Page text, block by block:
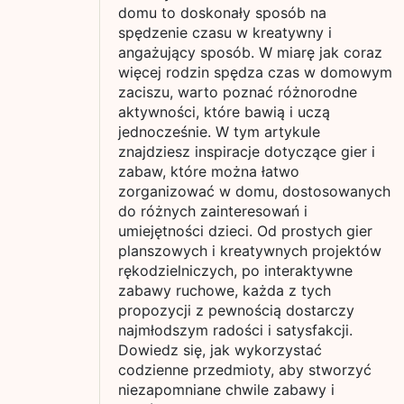
domu to doskonały sposób na
spędzenie czasu w kreatywny i
angażujący sposób. W miarę jak coraz
więcej rodzin spędza czas w domowym
zaciszu, warto poznać różnorodne
aktywności, które bawią i uczą
jednocześnie. W tym artykule
znajdziesz inspiracje dotyczące gier i
zabaw, które można łatwo
zorganizować w domu, dostosowanych
do różnych zainteresowań i
umiejętności dzieci. Od prostych gier
planszowych i kreatywnych projektów
rękodzielniczych, po interaktywne
zabawy ruchowe, każda z tych
propozycji z pewnością dostarczy
najmłodszym radości i satysfakcji.
Dowiedz się, jak wykorzystać
codzienne przedmioty, aby stworzyć
niezapomniane chwile zabawy i